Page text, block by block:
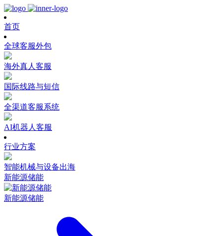
首页
全球客服外包
海外真人客服
国际线路与短信
全渠道客服系统
AI机器人客服
行业方案
智能机械与设备出海
新能源储能
新能源储能